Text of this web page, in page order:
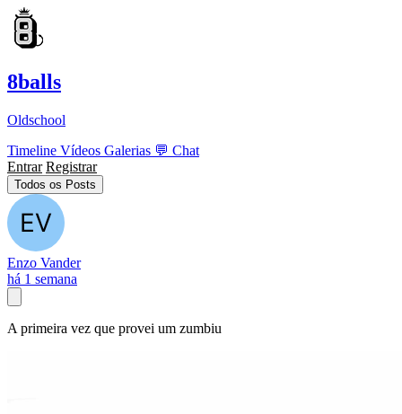
8balls
Oldschool
Timeline Vídeos Galerias 💬 Chat
Entrar Registrar
Todos os Posts
Enzo Vander
há 1 semana
A primeira vez que provei um zumbiu